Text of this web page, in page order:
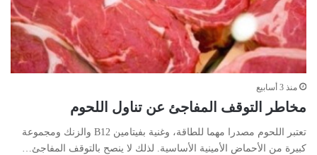
منذ 3 أسابيع
مخاطر التوقف المفاجئ عن تناول اللحوم
تعتبر اللحوم مصدرا مهما للطاقة، وغنية بفيتامين В12 والزنك ومجموعة
كبيرة من الأحماض الأمينية الأساسية. لذلك لا ينصح بالتوقف المفاجئ…